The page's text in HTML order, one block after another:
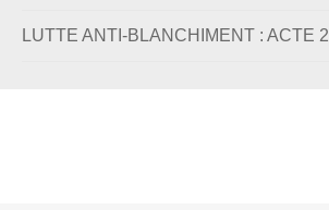
LUTTE ANTI-BLANCHIMENT : ACTE 2